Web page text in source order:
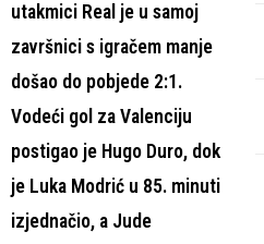
utakmici Real je u samoj
završnici s igračem manje
došao do pobjede 2:1.
Vodeći gol za Valenciju
postigao je Hugo Duro, dok
je Luka Modrić u 85. minuti
izjednačio, a Jude